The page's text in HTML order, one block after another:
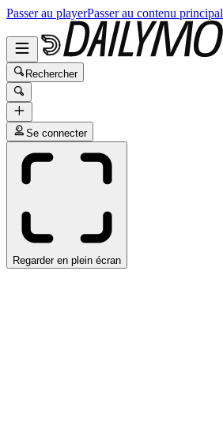
Passer au playerPasser au contenu principal
Rechercher
Se connecter
Regarder en plein écran